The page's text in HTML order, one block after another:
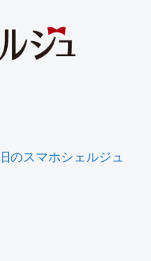
のスマホシェルジュ